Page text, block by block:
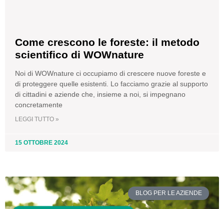
Come crescono le foreste: il metodo
scientifico di WOWnature
Noi di WOWnature ci occupiamo di crescere nuove foreste e
di proteggere quelle esistenti. Lo facciamo grazie al supporto
di cittadini e aziende che, insieme a noi, si impegnano
concretamente
LEGGI TUTTO »
15 OTTOBRE 2024
BLOG PER LE AZIENDE